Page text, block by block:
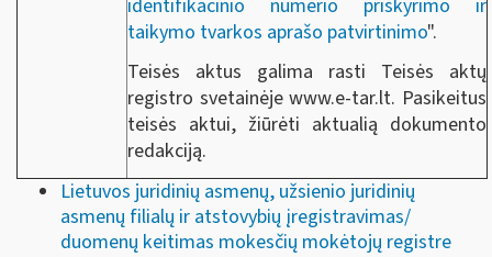
identifikacinio numerio priskyrimo ir
taikymo tvarkos aprašo patvirtinimo".
Teisės aktus galima rasti Teisės aktų
registro svetainėje www.e-tar.lt. Pasikeitus
teisės aktui, žiūrėti aktualią dokumento
redakciją.
Lietuvos juridinių asmenų, užsienio juridinių
asmenų filialų ir atstovybių įregistravimas/
duomenų keitimas mokesčių mokėtojų registre